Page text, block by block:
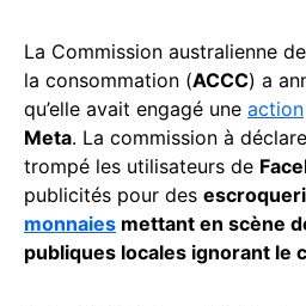
La Commission australienne
la consommation (ACCC) a
qu’elle avait engagé une action
Meta. La commission à
trompé les utilisateurs de
publicités pour des
monnaies mettant en scène
publiques locales ignorant le